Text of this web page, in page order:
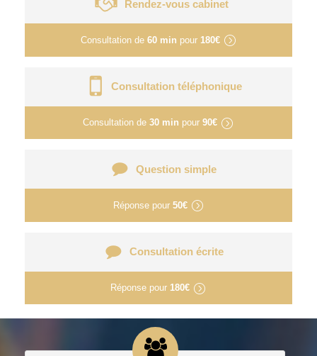
Rendez-vous cabinet
Consultation de 60 min pour 180€
Consultation téléphonique
Consultation de 30 min pour 90€
Question simple
Réponse pour 50€
Consultation écrite
Réponse pour 180€